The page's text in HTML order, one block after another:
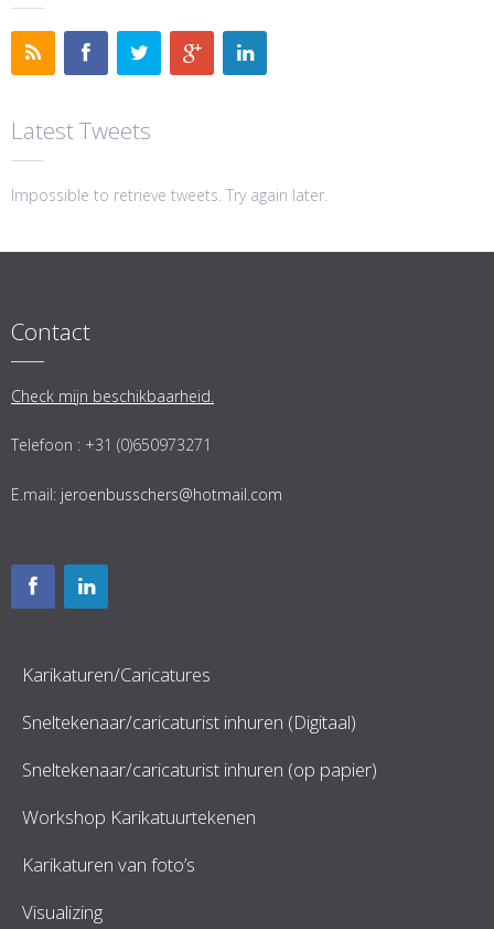
Latest Tweets
Impossible to retrieve tweets. Try again later.
Contact
Check mijn beschikbaarheid.
Telefoon : +31 (0)650973271
E.mail: jeroenbusschers@hotmail.com
Karikaturen/Caricatures
Sneltekenaar/caricaturist inhuren (Digitaal)
Sneltekenaar/caricaturist inhuren (op papier)
Workshop Karikatuurtekenen
Karikaturen van foto’s
Visualizing